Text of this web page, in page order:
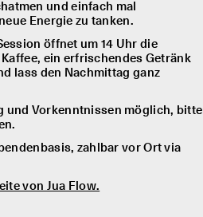
und einfach mal
Energie zu tanken.
öffnet um 14 Uhr die
ein erfrischendes Getränk
lass den Nachmittag ganz
und Vorkenntnissen möglich, bitte
zahlbar vor Ort via
von Jua Flow.